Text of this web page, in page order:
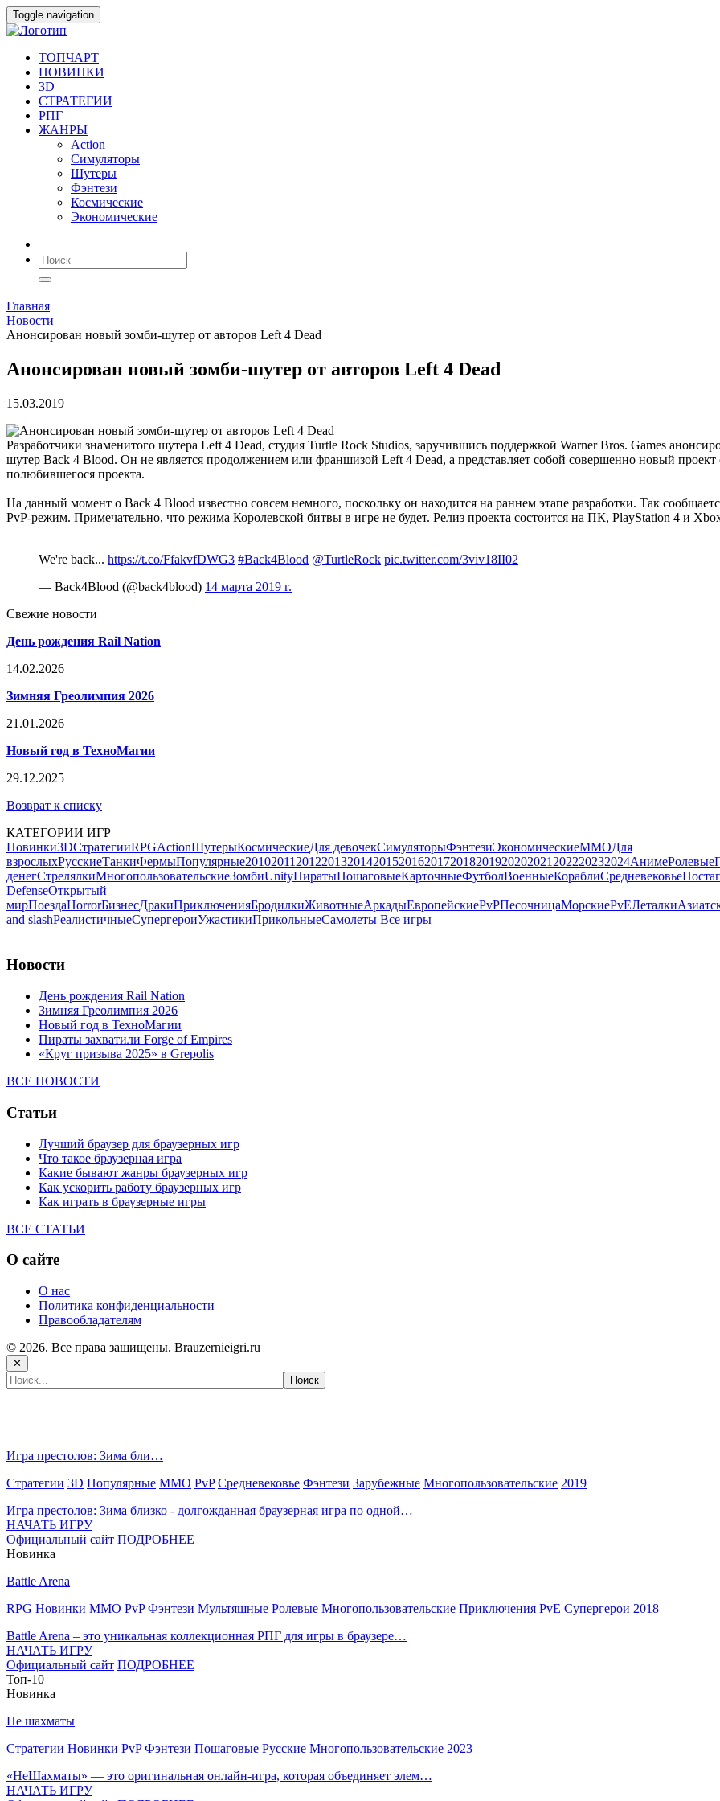
Toggle navigation
ТОПЧАРТ
НОВИНКИ
3D
СТРАТЕГИИ
РПГ
ЖАНРЫ
Action
Симуляторы
Шутеры
Фэнтези
Космические
Экономические
Главная
Новости
Анонсирован новый зомби-шутер от авторов Left 4 Dead
Анонсирован новый зомби-шутер от авторов Left 4 Dead
15.03.2019
Разработчики знаменитого шутера Left 4 Dead, студия Turtle Rock Studios, заручившись поддержкой Warner Bros. Games
шутер Back 4 Blood. Он не является продолжением или франшизой Left 4 Dead, а представляет собой совершенно новый
полюбившегося проекта.
На данный момент о Back 4 Blood известно совсем немного, поскольку он находится на раннем этапе разработки. Так
PvP-режим. Примечательно, что режима Королевской битвы в игре не будет. Релиз проекта состоится на ПК, PlayStation 4 и
We're back... https://t.co/FfakvfDWG3 #Back4Blood @TurtleRock pic.twitter.com/3viv18II02
— Back4Blood (@back4blood) 14 марта 2019 г.
Свежие новости
День рождения Rail Nation
14.02.2026
Зимняя Греолимпия 2026
21.01.2026
Новый год в ТехноМагии
29.12.2025
Возврат к списку
КАТЕГОРИИ ИГР
Новинки3DСтратегииRPGActionШутерыКосмическиеДля девочекСимуляторыФэнтезиЭкономическиеMMOДля
взрослыхРусскиеТанкиФермыПопулярные20102011 2012201320142015201620172018201920202021 202220232024АнимеРолевые
денегСтрелялкиМногопользовательскиеЗомбиUnityПиратыПошаговыеКарточныеФутболВоенныеКораблиСредневековье
DefenseОткрытый
мирПоездаHorrorБизнесДракиПриключенияБродилкиЖивотныеАркадыЕвропейскиеPvPПесочницаМорскиеPvEЛеталки
and slashРеалистичныеСупергероиУжастикиПрикольныеСамолеты Все игры
Новости
День рождения Rail Nation
Зимняя Греолимпия 2026
Новый год в ТехноМагии
Пираты захватили Forge of Empires
«Круг призыва 2025» в Grepolis
ВСЕ НОВОСТИ
Статьи
Лучший браузер для браузерных игр
Что такое браузерная игра
Какие бывают жанры браузерных игр
Как ускорить работу браузерных игр
Как играть в браузерные игры
ВСЕ СТАТЬИ
О сайте
О нас
Политика конфиденциальности
Правообладателям
© 2026. Все права защищены. Brauzernieigri.ru
✕
Игра престолов: Зима бли…
Стратегии 3D Популярные MMO PvP Средневековье Фэнтези Зарубежные Многопользовательские 2019
Игра престолов: Зима близко - долгожданная браузерная игра по одной…
НАЧАТЬ ИГРУ
Официальный сайт ПОДРОБНЕЕ
Новинка
Battle Arena
RPG Новинки MMO PvP Фэнтези Мультяшные Ролевые Многопользовательские Приключения PvE Супергерои 2018
Battle Arena – это уникальная коллекционная РПГ для игры в браузере…
НАЧАТЬ ИГРУ
Официальный сайт ПОДРОБНЕЕ
Топ-10
Новинка
Не шахматы
Стратегии Новинки PvP Фэнтези Пошаговые Русские Многопользовательские 2023
«НеШахматы» — это оригинальная онлайн-игра, которая объединяет элем…
НАЧАТЬ ИГРУ